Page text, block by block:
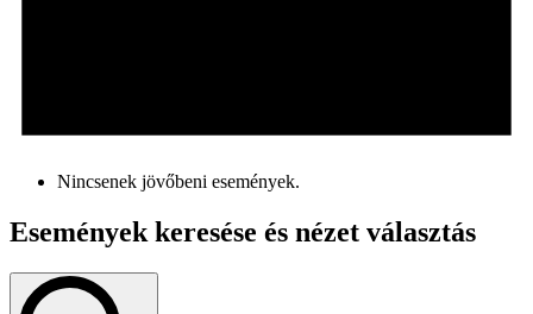
Nincsenek jövőbeni események.
Események keresése és nézet választás